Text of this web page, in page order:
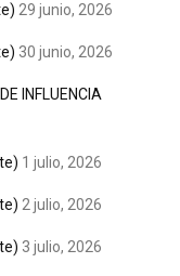
29 junio, 2026
30 junio, 2026
INFLUENCIA
1 julio, 2026
2 julio, 2026
3 julio, 2026